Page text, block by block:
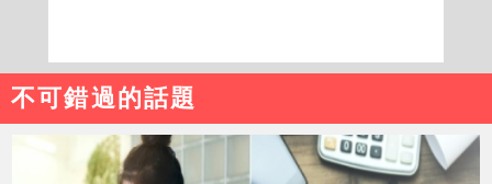
不可錯過的話題